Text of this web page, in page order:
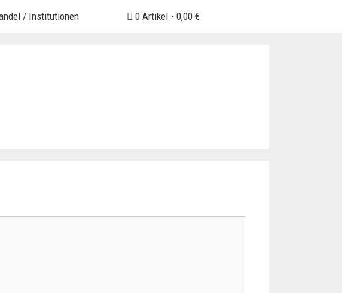
/ Institutionen 0 Artikel 0,00 €